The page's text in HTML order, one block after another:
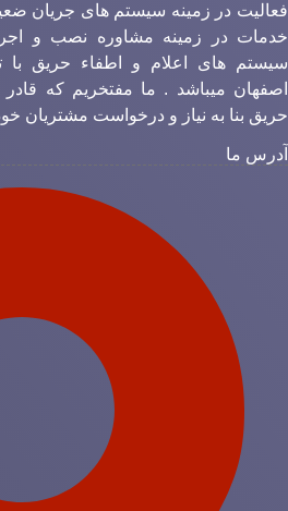
در زمینه سیستم های جریان
در زمینه مشاوره نصب و
های اعلام و اطفاء حریق با
میباشد . ما مفتخریم که قادر
بنا به نیاز و درخواست مشتریان
ما